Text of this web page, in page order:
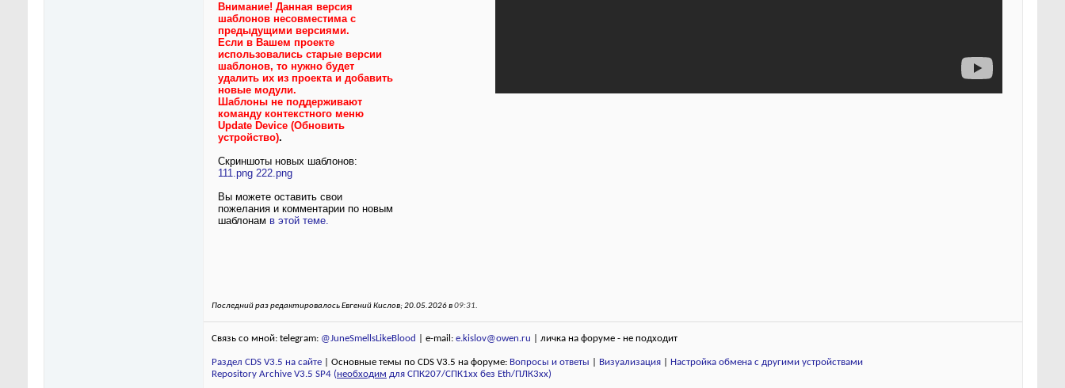
Внимание! Данная версия
шаблонов несовместима с
предыдущими версиями.
Если в Вашем проекте
использовались старые версии
шаблонов, то нужно будет
удалить их из проекта и добавить
новые модули.
Шаблоны не поддерживают
команду контекстного меню
Update Device (Обновить
устройство).
Скриншоты новых шаблонов:
111.png 222.png
Вы можете оставить свои
пожелания и комментарии по новым
шаблонам в этой теме.
Последний раз редактировалось Евгений Кислов; 20.05.2026 в09:31.
Связь со мной: telegram: @JuneSmellsLikeBlood | e-mail: e.kislov@owen.ru | личка на форуме - не подходит
Раздел CDS V3.5 на сайте | Основные темы по CDS V3.5 на форуме: Вопросы и ответы Визуализация
Настройка обмена с другими устройствами
Repository Archive V3.5 SP4 (необходим для СПК207/СПК1хх без Eth/ПЛК3xx)